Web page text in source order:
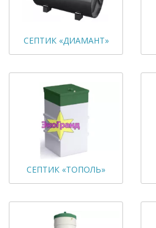
СЕПТИК «ДИАМАНТ»
СЕПТИК «ТОПОЛЬ»